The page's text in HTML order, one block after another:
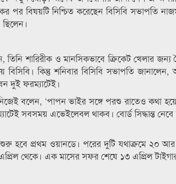
পর বিষয়টি নিশ্চিত করেছেন বিসিবি সভাপতি
শারিরীক ও মানসিকভাবে ক্রিকেট খেলার
বিসিবি। কিন্তু শনিবার বিসিবি সভাপতি
দুই ফরম্যাটেই।
বলেন, ‘পাপন ভাইর সঙ্গে পরশু রাতেও কথা
সবসময় এভেইলেবল থাকব। বোর্ড সিদ্ধান্ত
হবে প্রথম ওয়ানডে। পরের দুটি যথাক্রমে ২০ আর
থেকে। এক মাসের সফর শেষে ১৩ এপ্রিল